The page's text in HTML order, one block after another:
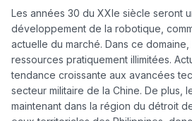
Les années 30 du XXIe siècle seront
développement de la robotique,
actuelle du marché. Dans ce
ressources pratiquement illimitées.
tendance croissante aux avancées
secteur militaire de la Chine. De plus,
maintenant dans la région du détroit